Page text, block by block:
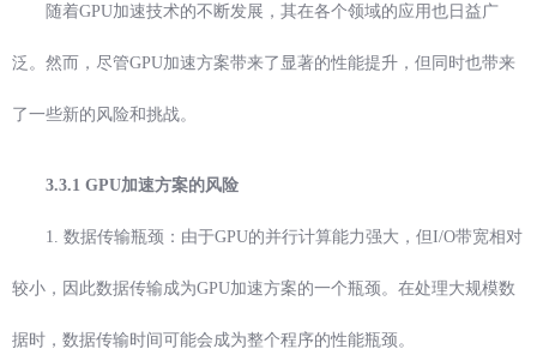
随着GPU加速技术的不断发展，其在各个领域的应用也日益广
泛。然而，尽管GPU加速方案带来了显著的性能提升，但同时也带来
了一些新的风险和挑战。
3.3.1 GPU加速方案的风险
1. 数据传输瓶颈：由于GPU的并行计算能力强大，但I/O带宽相对
较小，因此数据传输成为GPU加速方案的一个瓶颈。在处理大规模数
据时，数据传输时间可能会成为整个程序的性能瓶颈。